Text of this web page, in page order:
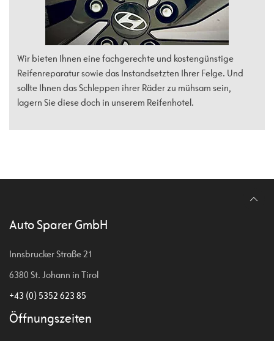
Wir bieten Ihnen eine fachgerechte und kostengünstige
Reifenreparatur sowie das Instandsetzten Ihrer Felge. Und
sollte Ihnen das Schleppen ihrer Räder zu mühsam sein,
lagern Sie diese doch in unserem Reifenhotel.
Auto Sparer GmbH
Innsbrucker Straße 21
6380 St. Johann in Tirol
+43 (0) 5352 623 85
Öffnungszeiten